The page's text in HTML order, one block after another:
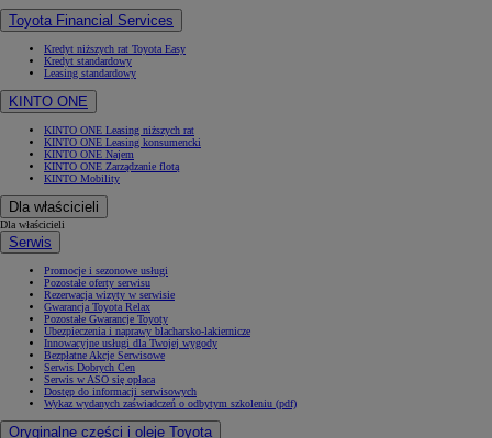
Toyota Financial Services
Kredyt niższych rat Toyota Easy
Kredyt standardowy
Leasing standardowy
KINTO ONE
KINTO ONE Leasing niższych rat
KINTO ONE Leasing konsumencki
KINTO ONE Najem
KINTO ONE Zarządzanie flotą
KINTO Mobility
Dla właścicieli
Dla właścicieli
Serwis
Promocje i sezonowe usługi
Pozostałe oferty serwisu
Rezerwacja wizyty w serwisie
Gwarancja Toyota Relax
Pozostałe Gwarancje Toyoty
Ubezpieczenia i naprawy blacharsko-lakiernicze
Innowacyjne usługi dla Twojej wygody
Bezpłatne Akcje Serwisowe
Serwis Dobrych Cen
Serwis w ASO się opłaca
Dostęp do informacji serwisowych
Wykaz wydanych zaświadczeń o odbytym szkoleniu (pdf)
Oryginalne części i oleje Toyota